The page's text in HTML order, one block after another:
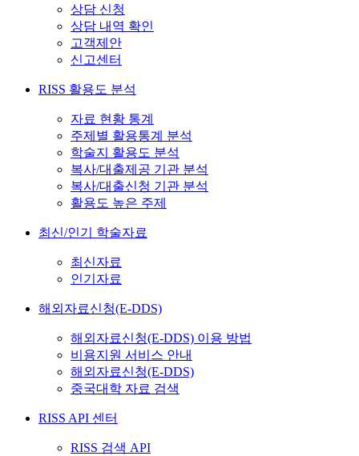
상담 신청
상담 내역 확인
고객제안
신고센터
RISS 활용도 분석
자료 현황 통계
주제별 활용통계 분석
학술지 활용도 분석
복사/대출제공 기관 분석
복사/대출신청 기관 분석
활용도 높은 주제
최신/인기 학술자료
최신자료
인기자료
해외자료신청(E-DDS)
해외자료신청(E-DDS) 이용 방법
비용지원 서비스 안내
해외자료신청(E-DDS)
중국대학 자료 검색
RISS API 센터
RISS 검색 API